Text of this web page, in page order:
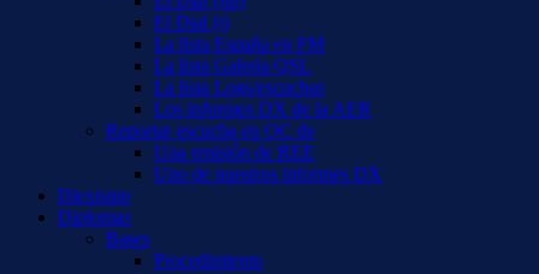
El Dial (i)
La lista España en FM
La lista Galería QSL
La lista Logs/escuchas
Los informes DX de la AER
Reportar escucha en OC de
Una emisión de REE
Uno de nuestros informes DX
Diexismo
Diplomas
Bases
Procedimiento